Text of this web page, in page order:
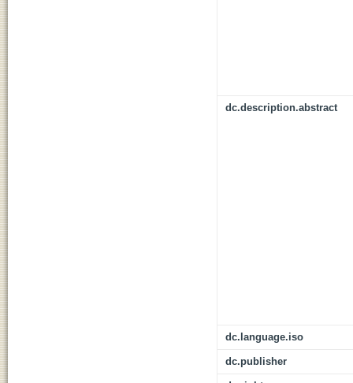
dc.description.abstract
dc.language.iso
dc.publisher